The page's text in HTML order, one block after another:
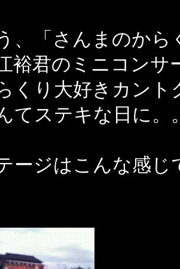
、「さんまのから
裕君のミニコンサ
くり大好きカント
てステキな日に。
ージはこんな感じ